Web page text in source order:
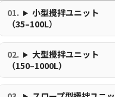
小型攪拌ユニット
（35–100L）
大型攪拌ユニット
（150–1000L）